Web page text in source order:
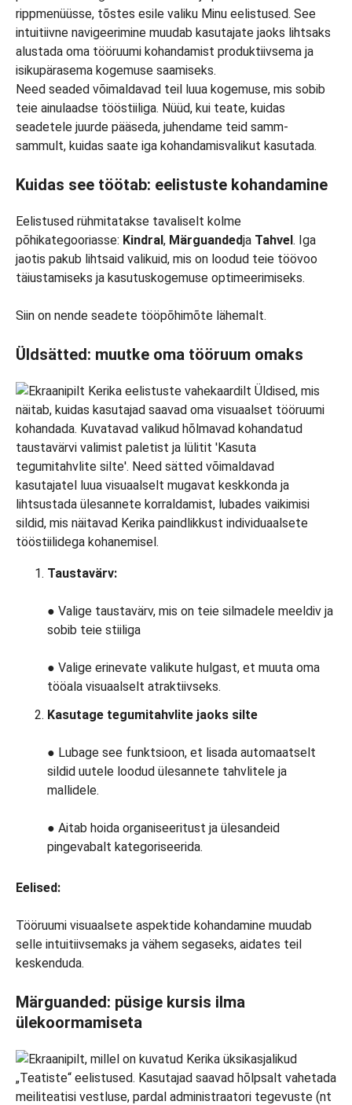
Need seaded võimaldavad teil luua kogemuse, mis sobib
teie ainulaadse tööstiiliga. Nüüd, kui teate, kuidas
seadetele juurde pääseda, juhendame teid samm-
sammult, kuidas saate iga kohandamisvalikut kasutada.
Kuidas see töötab: eelistuste kohandamine
Eelistused rühmitatakse tavaliselt kolme
põhikategooriasse: Kindral, Märguandedja Tahvel. Iga
jaotis pakub lihtsaid valikuid, mis on loodud teie töövoo
täiustamiseks ja kasutuskogemuse optimeerimiseks.
Siin on nende seadete tööpõhimõte lähemalt.
Üldsätted: muutke oma tööruum omaks
Taustavärv:
● Valige taustavärv, mis on teie silmadele meeldiv ja
sobib teie stiiliga
● Valige erinevate valikute hulgast, et muuta oma
tööala visuaalselt atraktiivseks.
Kasutage tegumitahvlite jaoks silte
● Lubage see funktsioon, et lisada automaatselt
sildid uutele loodud ülesannete tahvlitele ja
mallidele.
● Aitab hoida organiseeritust ja ülesandeid
pingevabalt kategoriseerida.
Eelised:
Tööruumi visuaalsete aspektide kohandamine muudab
selle intuitiivsemaks ja vähem segaseks, aidates teil
keskenduda.
Märguanded: püsige kursis ilma
ülekoormamiseta